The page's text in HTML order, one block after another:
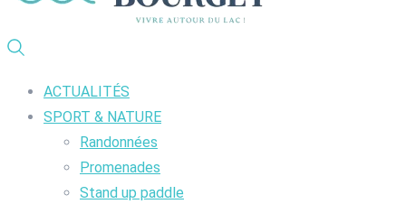
ACTUALITÉS
SPORT & NATURE
Randonnées
Promenades
Stand up paddle